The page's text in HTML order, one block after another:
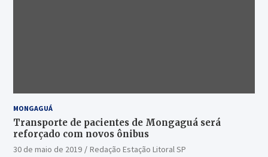
MONGAGUÁ
Transporte de pacientes de Mongaguá será
reforçado com novos ônibus
30 de maio de 2019
Redação Estação Litoral SP